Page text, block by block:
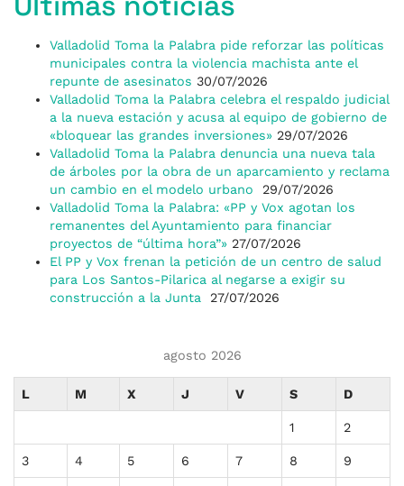
Valladolid Toma la Palabra pide reforzar las políticas
municipales contra la violencia machista ante el
repunte de asesinatos 30/07/2026
Valladolid Toma la Palabra celebra el respaldo judicial
a la nueva estación y acusa al equipo de gobierno de
«bloquear las grandes inversiones» 29/07/2026
Valladolid Toma la Palabra denuncia una nueva tala
de árboles por la obra de un aparcamiento y reclama
un cambio en el modelo urbano
29/07/2026
Valladolid Toma la Palabra: «PP y Vox agotan los
remanentes del Ayuntamiento para financiar
proyectos de “última hora”» 27/07/2026
El PP y Vox frenan la petición de un centro de salud
para Los Santos-Pilarica al negarse a exigir su
construcción a la Junta
27/07/2026
agosto 2026
L M X J V S D
1 2
3 4 5 6 7 8 9